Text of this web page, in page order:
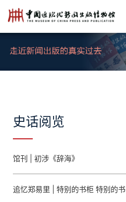
史话阅览
馆刊 | 初涉《辞海》
追忆郑易里 | 特别的书柜 特别的书